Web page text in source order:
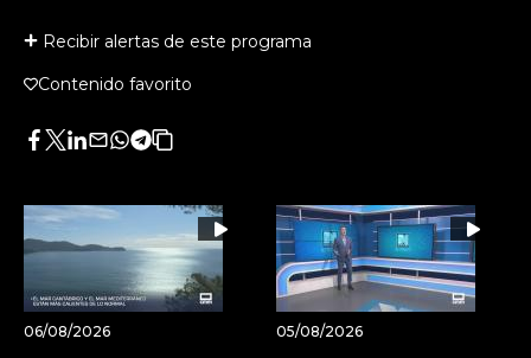
Recibir alertas de este programa
Contenido favorito
Facebook
Twitter
LinkedIn
Enviar
Whatsapp
Telegram
Copiar
artículo
06/08/2026 05/08/2026